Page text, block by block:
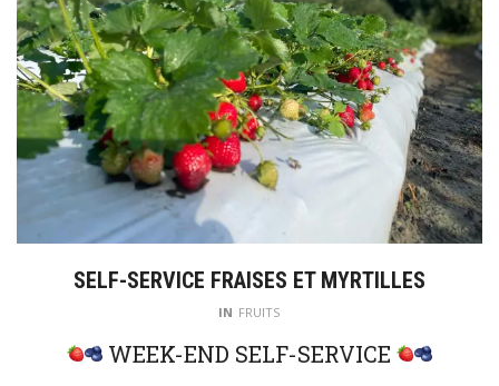
SELF-SERVICE FRAISES ET MYRTILLES
IN FRUITS
WEEK-END SELF-SERVICE